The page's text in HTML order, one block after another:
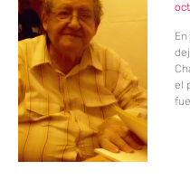
el